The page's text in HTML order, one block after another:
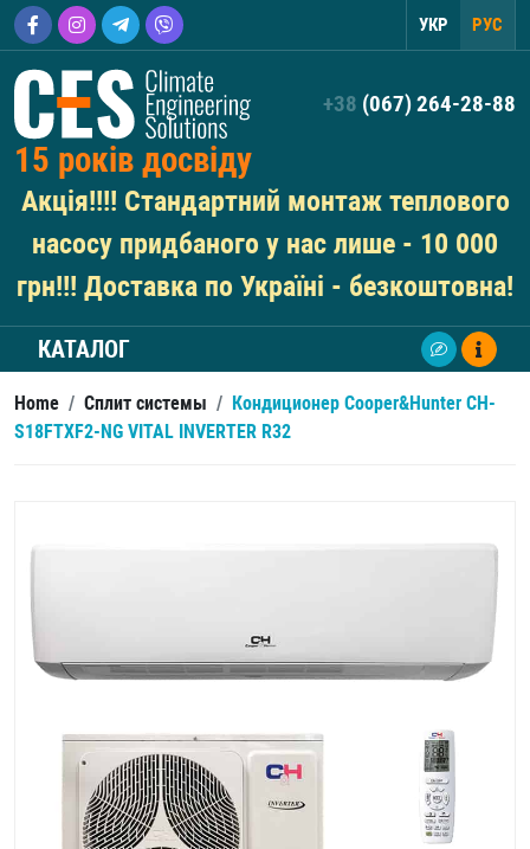
УКР РУС
+38 (067) 264-28-88
15 років досвіду
Акція!!!! Стандартний монтаж теплового
насосу придбаного у нас лише - 10 000
грн!!! Доставка по Україні - безкоштовна!
КАТАЛОГ
Home / Сплит системы / Кондиционер Cooper&Hunter CH-
S18FTXF2-NG VITAL INVERTER R32